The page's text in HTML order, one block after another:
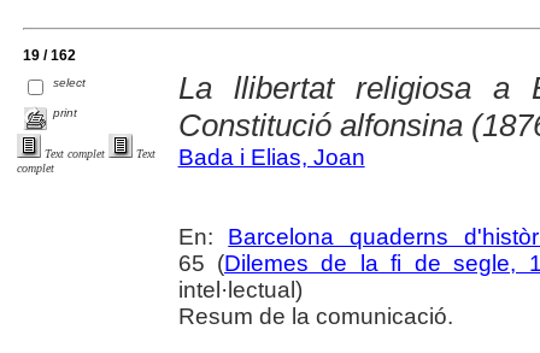
19 / 162
select
print
Text complet
Text
complet
La llibertat religiosa
Constitució alfonsina
Bada i Elias, Joan
En: Barcelona quaderns
65 (Dilemes de la fi de segle,
intel·lectual)
Resum de la comunicació.